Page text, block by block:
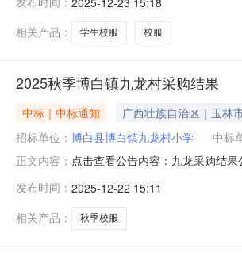
相关产品：
学生校服 校服
2025秋季博白镇九龙村采购结果
中标｜中标通知 广西壮族自治区｜玉林
招标单位： 博白县博白镇九龙村小学 中标
正文内容： 点击查看公告内容：九龙采购结
发布时间： 2025-12-22 15:11
相关产品：
秋季校服